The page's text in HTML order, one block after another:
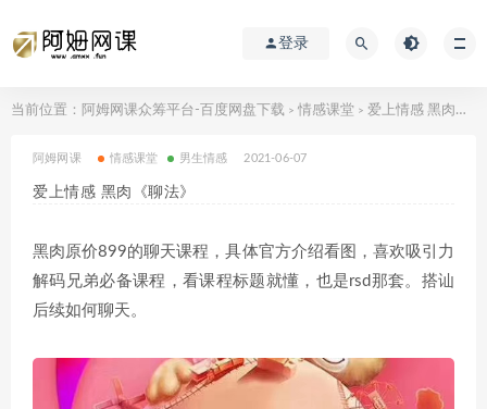
登录
当前位置： 阿姆网课众筹平台-百度网盘下载 > 情感课堂 > 爱上情感 黑肉《聊法》
阿姆网课 情感课堂 男生情感 2021-06-07
爱上情感 黑肉《聊法》
黑肉原价899的聊天课程，具体官方介绍看图，喜欢吸引力
解码兄弟必备课程，看课程标题就懂，也是rsd那套。搭讪
后续如何聊天。